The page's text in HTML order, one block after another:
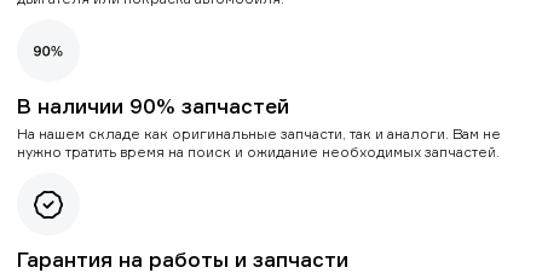
В наличии 90% запчастей
На нашем складе как оригинальные запчасти, так и аналоги. Вам не
нужно тратить время на поиск и ожидание необходимых запчастей.
Гарантия на работы и запчасти